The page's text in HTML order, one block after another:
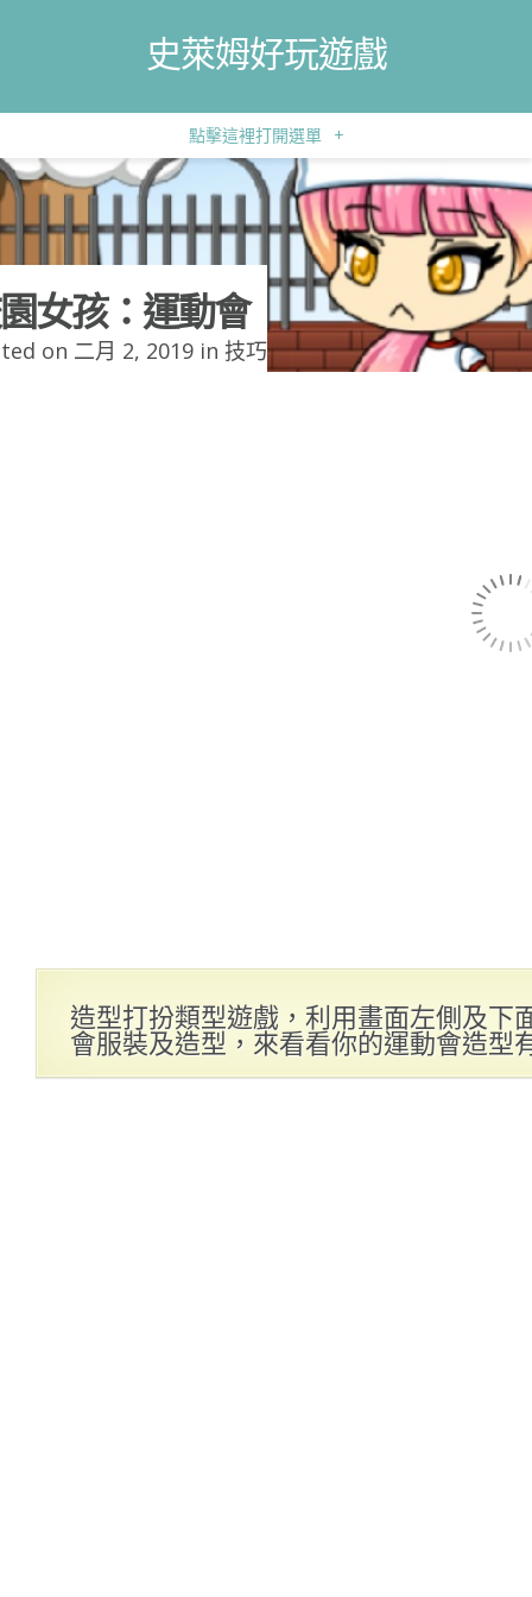
史萊姆好玩遊戲
點擊這裡打開選單 +
女孩：運動會
on 二月 2, 2019 in 技巧
造型打扮類型遊戲，利用畫面左側及下
會服裝及造型，來看看你的運動會造型